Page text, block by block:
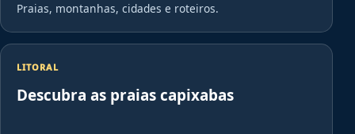
Praias, montanhas, cidades e roteiros.
LITORAL
Descubra as praias capixabas